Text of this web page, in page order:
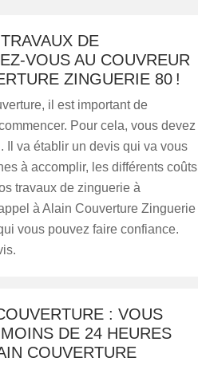
DE
VOUS AU COUVREUR
ZINGUERIE 80 !
il est important de
Pour cela, vous devez
Il va établir un devis qui va vous
à accomplir, les différents coûts
travaux de zinguerie à
à Alain Couverture Zinguerie
vous pouvez faire confiance.
: VOUS
DE 24 HEURES
COUVERTURE